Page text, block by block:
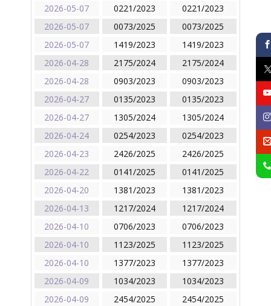
2026-05-07 0221/2023
0221/2023
2026-05-07
0073/2025
0073/2025
2026-05-07
1419/2023
1419/2023
2026-04-28
2175/2024
2175/2024
2026-04-28
0903/2023
0903/2023
2026-04-27
0135/2023
0135/2023
2026-04-27
1305/2024
1305/2024
2026-04-24
0254/2023
0254/2023
2026-04-23
2426/2025
2426/2025
2026-04-22
0141/2025
0141/2025
2026-04-20
1381/2023
1381/2023
2026-04-13
1217/2024
1217/2024
2026-04-10
0706/2023
0706/2023
2026-04-10
1123/2025
1123/2025
2026-04-10
1377/2023
1377/2023
2026-04-09
1034/2023
1034/2023
2026-04-09
2454/2025
2454/2025